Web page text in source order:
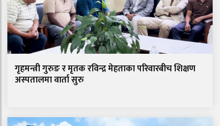
गृहमन्त्री गुरुङ र मृतक रविन्द्र मेहताका परिवारबीच शिक्षण
अस्पतालमा वार्ता सुरु